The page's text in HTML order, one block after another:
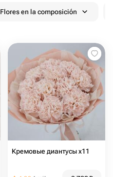
Flores en la composición
Кремовые диантусы х11